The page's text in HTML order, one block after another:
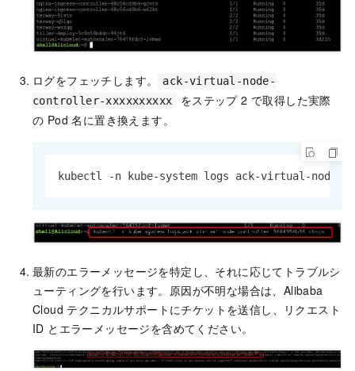
ログをフェッチします。
ack-virtual-node-
controller-xxxxxxxxxx
をステップ 2 で取得した実際
の Pod 名に置き換えます。
kubectl -n kube-system logs ack-virtual-node-
最新のエラーメッセージを特定し、それに応じてトラブルシ
ューティングを行います。原因が不明な場合は、Alibaba
Cloud テクニカルサポートにチケットを送信し、リクエスト
ID とエラーメッセージを含めてください。